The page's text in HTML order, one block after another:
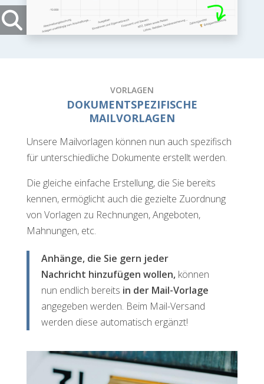
VORLAGEN
DOKUMENTSPEZIFISCHE
MAILVORLAGEN
Unsere Mailvorlagen können nun auch spezifisch
für unterschiedliche Dokumente erstellt werden.
Die gleiche einfache Erstellung, die Sie bereits
kennen, ermöglicht auch die gezielte Zuordnung
von Vorlagen zu Rechnungen, Angeboten,
Mahnungen, etc.
Anhänge, die Sie gern jeder
Nachricht hinzufügen wollen, können
nun endlich bereits in der Mail-Vorlage
angegeben werden. Beim Mail-Versand
werden diese automatisch ergänzt!